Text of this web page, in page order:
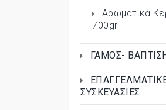
Αρωματικά
700gr
ΓΑΜΟΣ-
ΣΥΣΚΕΥΑΣΙΕΣ